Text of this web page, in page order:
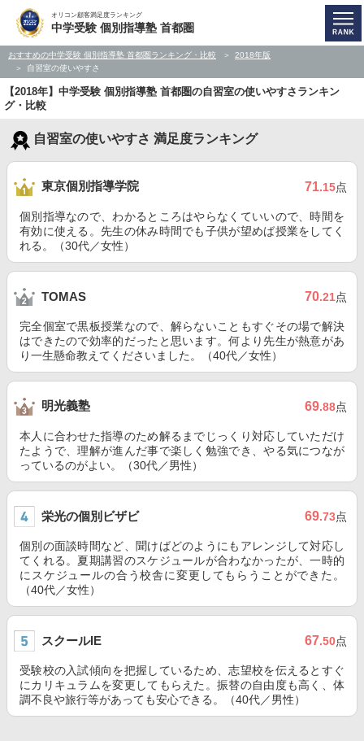
オリコン顧客満足度ランキング
中学受験 個別指導塾 首都圏
おすすめの中学受験 個別指導塾 首都圏ランキング・比較
2018年版
自習室の使いやすさ
【2018年】中学受験 個別指導塾 首都圏の自習室の使いやすさランキン
グ・比較
自習室の使いやすさ 満足度ランキング
東京個別指導学院 71.15点
個別指導なので、わかるところはやらなくていいので、時間を
有効に使える。先生の休み時間でも子供が望めば授業をしてく
れる。（30代／女性）
TOMAS 70.21点
完全個室で黒板授業なので、解らないこともすぐその場で解決
はできたので効率的だったと思います。何より先生が熱意があ
り一生懸命教えてくださいました。（40代／女性）
明光義塾 69.88点
本人に合わせた指導のため解るまでじっくり対応していただけ
たようで、理解が進んだ事で楽しく勉強でき、やる気につなが
っているのがよい。（30代／男性）
栄光の個別ビザビ 69.73点
個別の面談時間など、聞けばどのようにもアレンジして対応し
てくれる。夏期講習のスケジュールが合わなかったが、一時的
にスケジュールの合う校舎に変更してもらうことができた。
（40代／女性）
スクールIE 67.50点
受験校の入試傾向を把握しているため、志望校を伝えるとすぐ
にカリキュラムを変更してもらえた。振替の自由度も高く、体
調不良や旅行等があっても安心できる。（40代／男性）